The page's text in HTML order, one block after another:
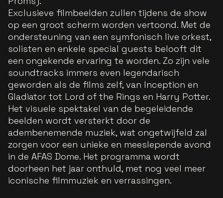
Exclusieve filmbeelden zullen tijdens de show
op een groot scherm worden vertoond. Met de
ondersteuning van een symfonisch live orkest,
solisten en enkele special guests belooft dit
een ongekende ervaring te worden. Zo zijn vele
soundtracks immers even legendarisch
geworden als de films zelf, van Inception en
Gladiator tot Lord of the Rings en Harry Potter.
Het visuele spektakel van de begeleidende
beelden wordt versterkt door de
adembenemende muziek, wat ongetwijfeld zal
zorgen voor een unieke en meeslepende avond
in de AFAS Dome. Het programma wordt
doorheen het jaar onthuld, met nog veel meer
iconische filmmuziek en verrassingen.